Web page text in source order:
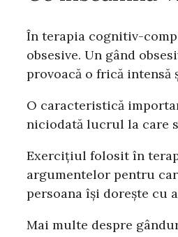
În terapia cognitiv-
obsesive. Un gând
provoacă o frică intensă
O caracteristică
niciodată lucrul la care
Exercițiul folosit în
argumentelor pentru
persoana își dorește cu
Mai multe despre